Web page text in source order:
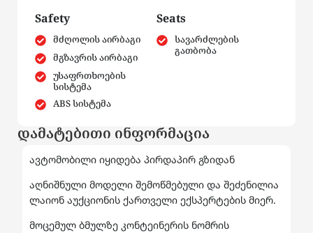
Safety
მძღოლის აირბაგი
მგზავრის აირბაგი
უსაფრთხოების
სისტემა
ABS სისტემა
Seats
სავარძლების
გათბობა
დამატებითი ინფორმაცია
ავტომობილი იყიდება პირდაპირ გზიდან
აღნიშნული მოდელი შემოწმებული და შეძენილია
ლაიონ აუქციონის ქართველი ექსპერტების მიერ.
მოცემულ ბმულზე კონტეინერის ნომრის